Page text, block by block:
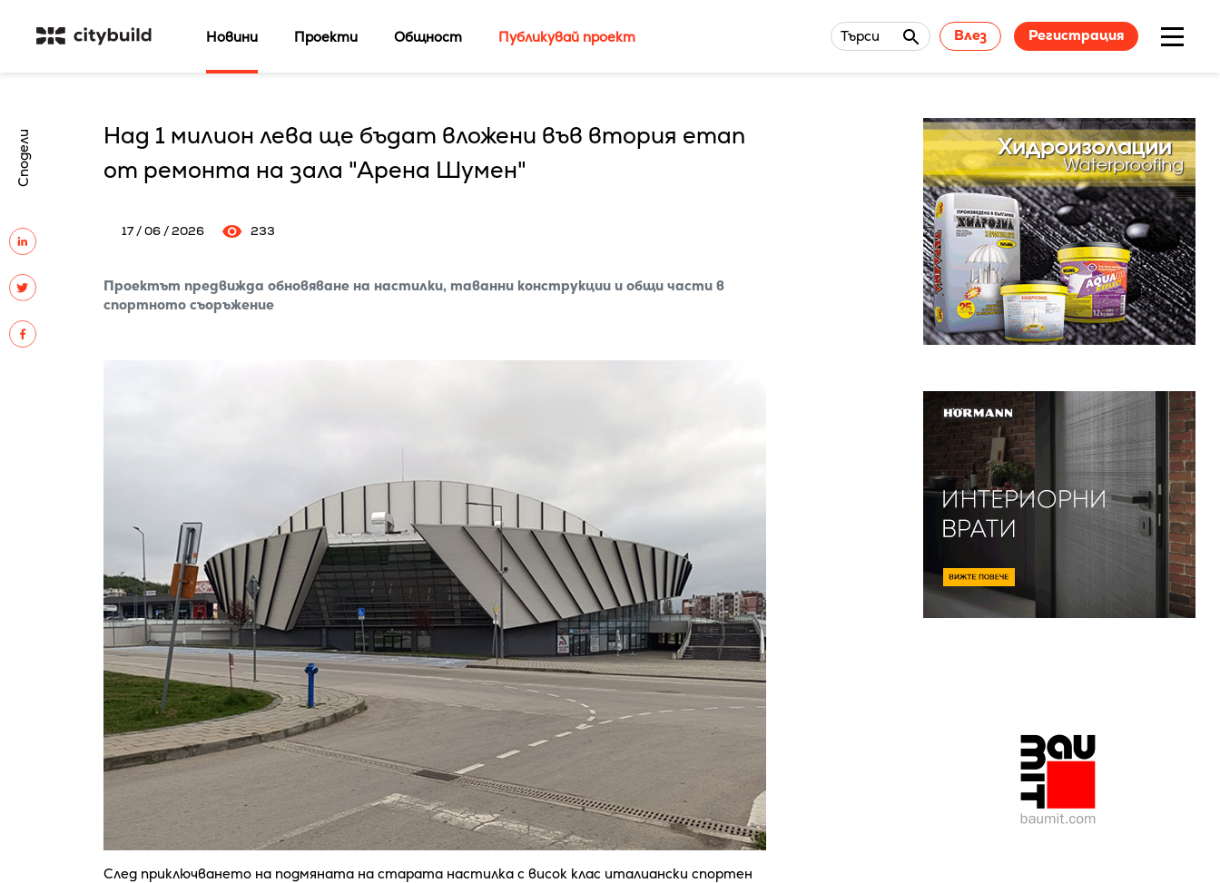
Новини Проекти Общност Публикувай проект Търси Влез Регистрация
Сподели
Над 1 милион лева ще бъдат вложени във втория етап
от ремонта на зала "Арена Шумен"
17 / 06 / 2026 233
Проектът предвижда обновяване на настилки, таванни конструкции и общи части в
спортното съоръжение
След приключването на подмяната на старата настилка с висок клас италиански спортен